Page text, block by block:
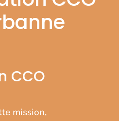
CCO
mission,